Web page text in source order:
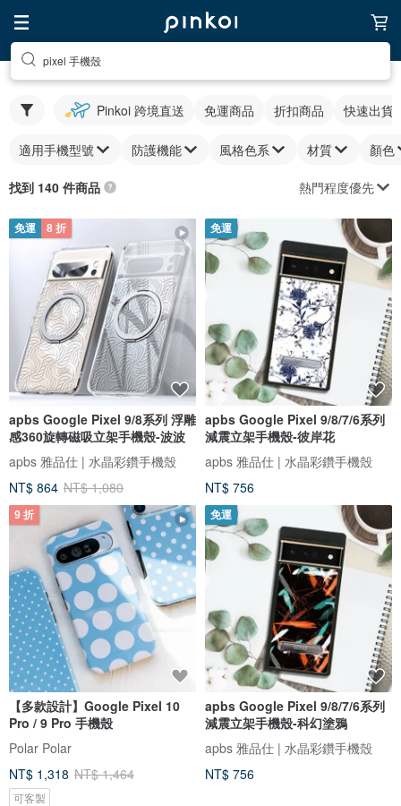
pixel 手機殼
Pinkoi 跨境直送 免運商品 折扣商品 快速出貨
適用手機型號 防護機能 風格色系 材質 顏色
找到 140 件商品 熱門程度優先
免運 8 折
apbs Google Pixel 9/8系列 浮雕
感360旋轉磁吸立架手機殼-波波
apbs 雅品仕 | 水晶彩鑽手機殼
NT$ 864 NT$ 1,080
免運
apbs Google Pixel 9/8/7/6系列
減震立架手機殼-彼岸花
apbs 雅品仕 | 水晶彩鑽手機殼
NT$ 756
9 折
【多款設計】Google Pixel 10
Pro / 9 Pro 手機殼
Polar Polar
NT$ 1,318 NT$ 1,464
可客製
免運
apbs Google Pixel 9/8/7/6系列
減震立架手機殼-科幻塗鴉
apbs 雅品仕 | 水晶彩鑽手機殼
NT$ 756